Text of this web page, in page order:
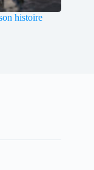
histoire